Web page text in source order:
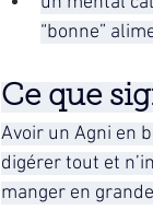
“bonne”
Ce que
Avoir un Agni en
digérer tout et
manger en